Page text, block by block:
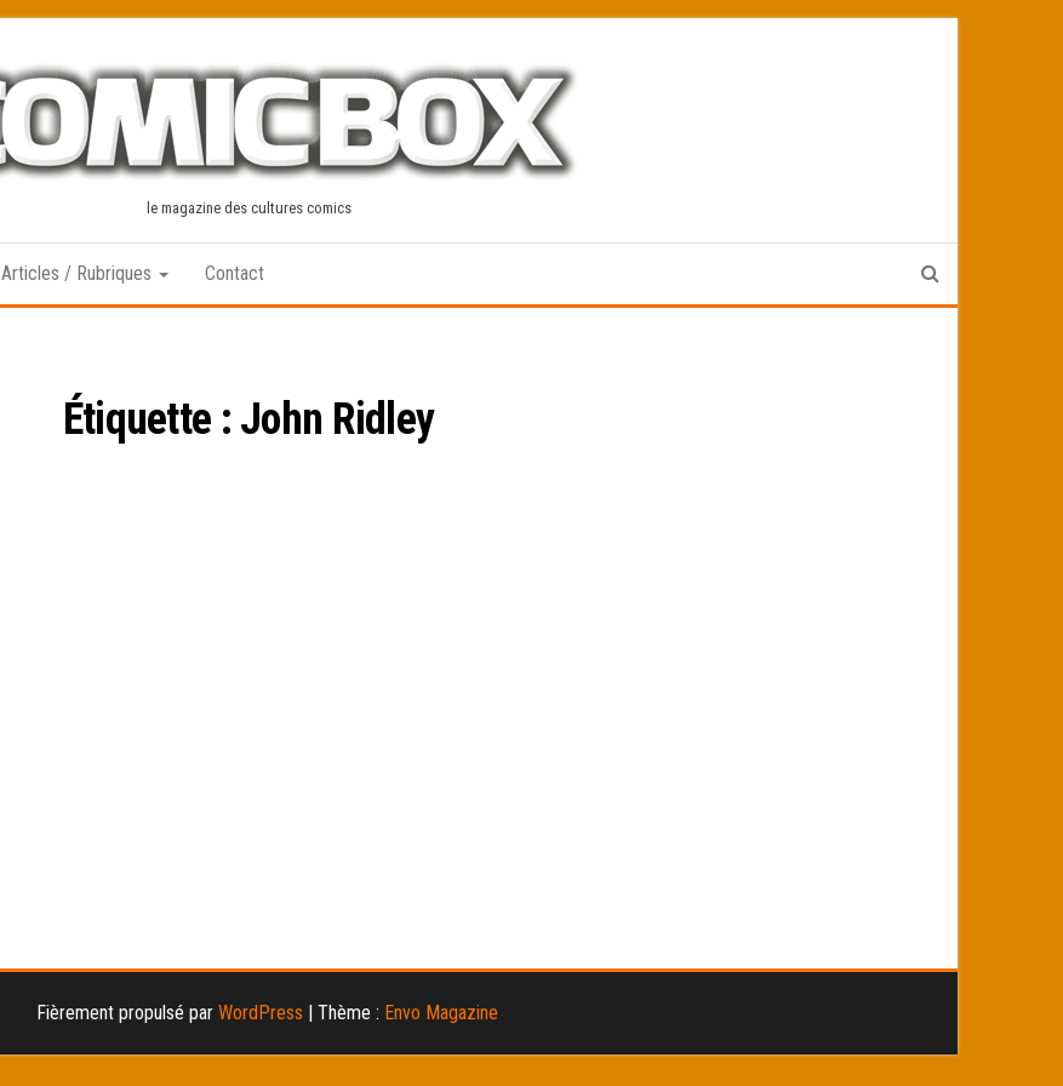
le magazine des cultures comics
Articles / Rubriques Contact
Étiquette : John Ridley
Fièrement propulsé par WordPress | Thème : Envo Magazine